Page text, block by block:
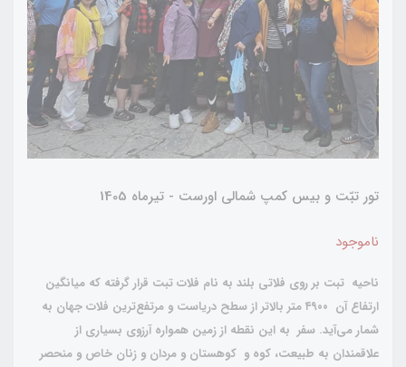
تور تبّت و بیس کمپ شمالی اورست - تیرماه 1405
ناموجود
ناحیه تبت بر روی فلاتی بلند به نام فلات تبت قرار گرفته که میانگین
ارتفاع آن ۴۹۰۰ متر بالاتر از سطح دریاست و مرتفع‌ترین فلات جهان به
شمار می‌آید. سفر به این نقطه از زمین همواره آرزوی بسیاری از
علاقمندان به طبیعت، کوه و کوهستان و مردان و زنان خاص و منحصر